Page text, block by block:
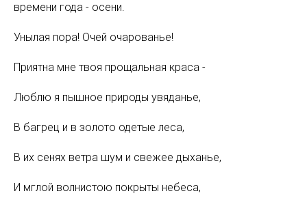
времени года - осени.
Унылая пора! Очей очарованье!
Приятна мне твоя прощальная краса -
Люблю я пышное природы увяданье,
В багрец и в золото одетые леса,
В их сенях ветра шум и свежее дыханье,
И мглой волнистою покрыты небеса,